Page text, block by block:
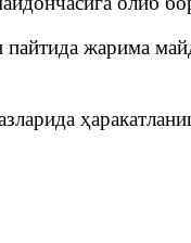
жарима